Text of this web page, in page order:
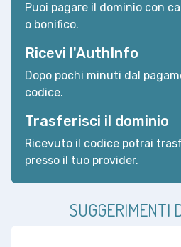
Puoi pagare il dominio con
o bonifico.
Ricevi l'AuthInfo
Dopo pochi minuti dal
codice.
Trasferisci il dominio
Ricevuto il codice potrai
presso il tuo provider.
SUGGERIMENTI